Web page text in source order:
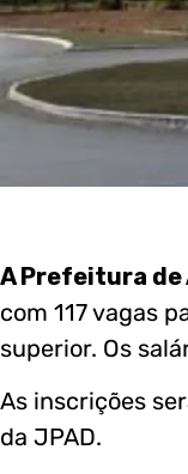
A Prefeitura de
com 117 vagas
superior. Os
As inscrições
da JPAD.